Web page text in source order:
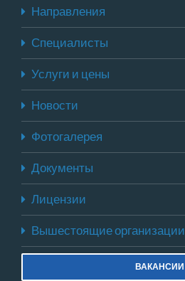
Направления
Специалисты
Услуги и цены
Новости
Фотогалерея
Документы
Лицензии
Вышестоящие организации
ВАКАНСИИ